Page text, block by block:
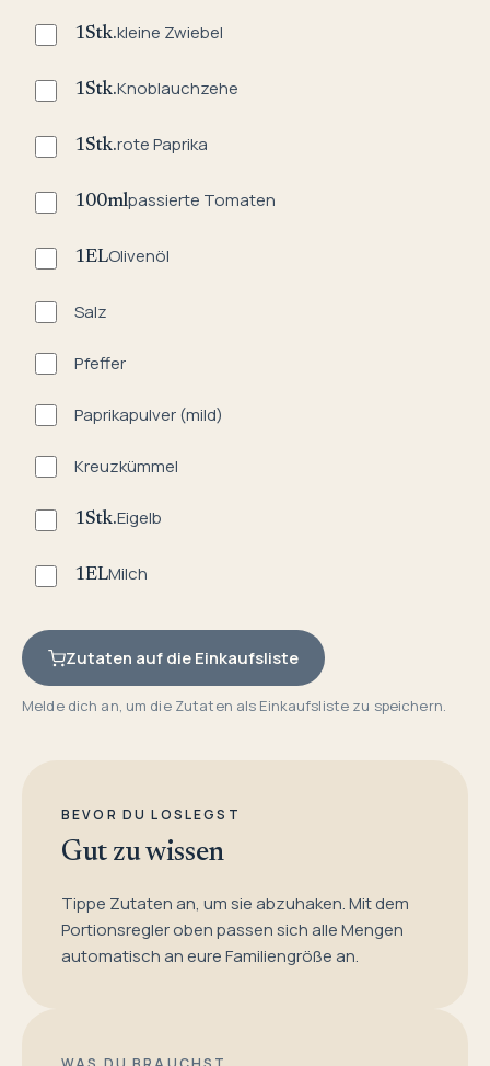
1Stk.kleine Zwiebel
1Stk.Knoblauchzehe
1Stk.rote Paprika
100mlpassierte Tomaten
1ELOlivenöl
Salz
Pfeffer
Paprikapulver (mild)
Kreuzkümmel
1Stk.Eigelb
1ELMilch
Zutaten auf die Einkaufsliste
Melde dich an, um die Zutaten als Einkaufsliste zu speichern.
BEVOR DU LOSLEGST
Gut zu wissen
Tippe Zutaten an, um sie abzuhaken. Mit dem
Portionsregler oben passen sich alle Mengen
automatisch an eure Familiengröße an.